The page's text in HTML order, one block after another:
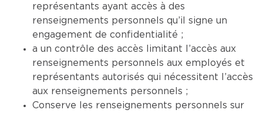
représentants ayant accès à des
renseignements personnels qu’il signe un
engagement de confidentialité ;
a un contrôle des accès limitant l’accès aux
renseignements personnels aux employés et
représentants autorisés qui nécessitent l’accès
aux renseignements personnels ;
Conserve les renseignements personnels sur